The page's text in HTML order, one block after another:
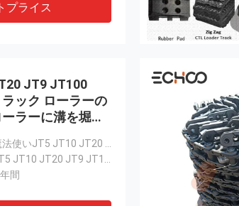
プライス
JT9 JT100
ック ローラーの
ラーに溝を堀っ
間